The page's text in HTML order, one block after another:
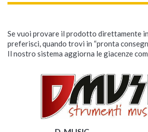
Se vuoi provare il prodotto direttamente
preferisci, quando trovi in “pronta
Il nostro sistema aggiorna le giacenze